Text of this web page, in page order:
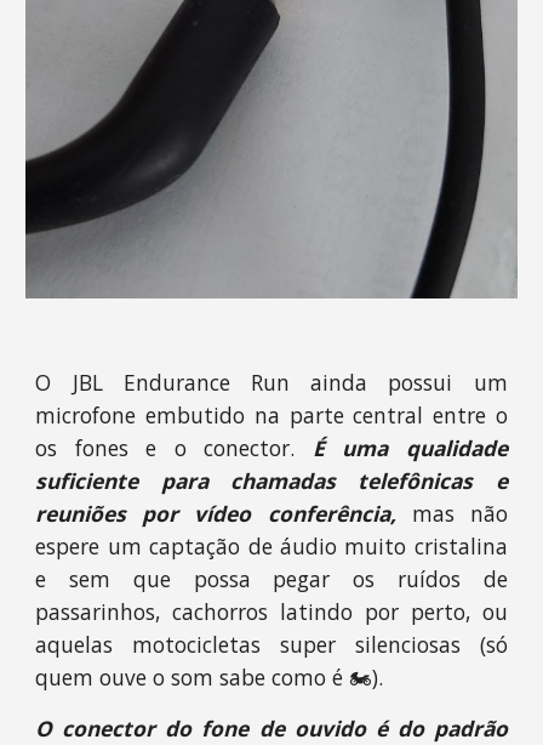
O JBL Endurance Run ainda possui um
microfone embutido na parte central entre o
os fones e o conector. É uma qualidade
suficiente para chamadas telefônicas e
reuniões por vídeo conferência,mas não
espere um captação de áudio muito cristalina
e sem que possa pegar os ruídos de
passarinhos, cachorros latindo por perto, ou
aquelas motocicletas super silenciosas (só
quem ouve o som sabe como é 🏍).
O conector do fone de ouvido é do padrão